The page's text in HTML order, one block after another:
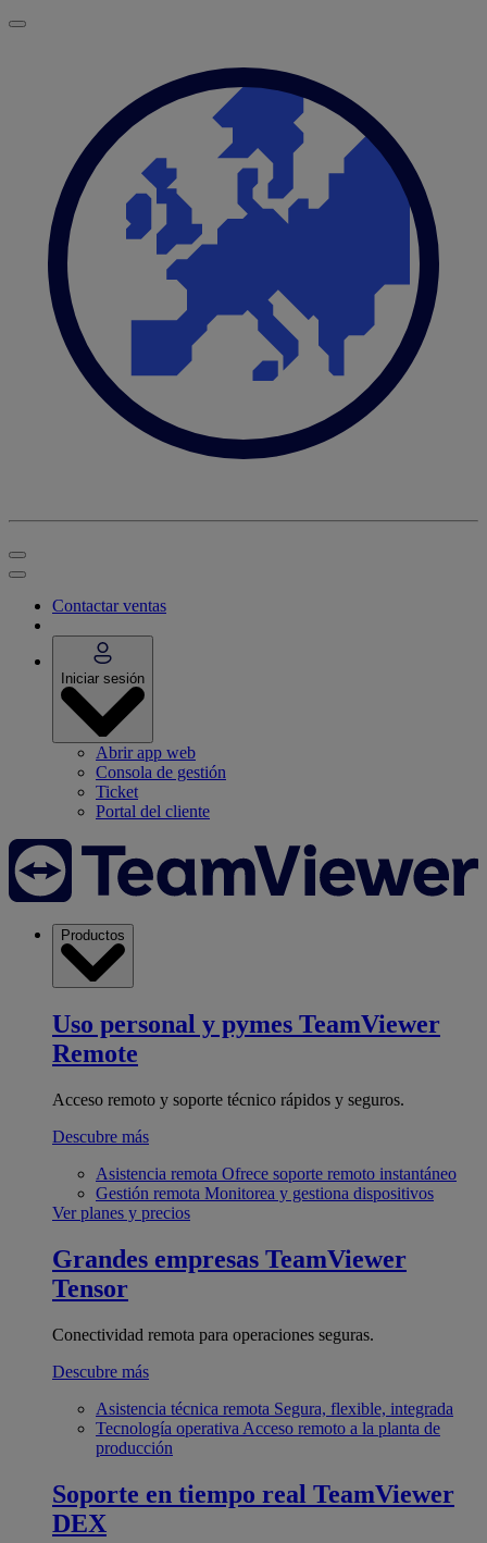
Contactar ventas
Iniciar sesión
Abrir app web
Consola de gestión
Ticket
Portal del cliente
Productos
Uso personal y pymes TeamViewer
Remote
Acceso remoto y soporte técnico rápidos y seguros.
Descubre más
Asistencia remota Ofrece soporte remoto instantáneo
Gestión remota Monitorea y gestiona dispositivos
Ver planes y precios
Grandes empresas TeamViewer
Tensor
Conectividad remota para operaciones seguras.
Descubre más
Asistencia técnica remota Segura, flexible, integrada
Tecnología operativa Acceso remoto a la planta de
producción
Soporte en tiempo real TeamViewer
DEX